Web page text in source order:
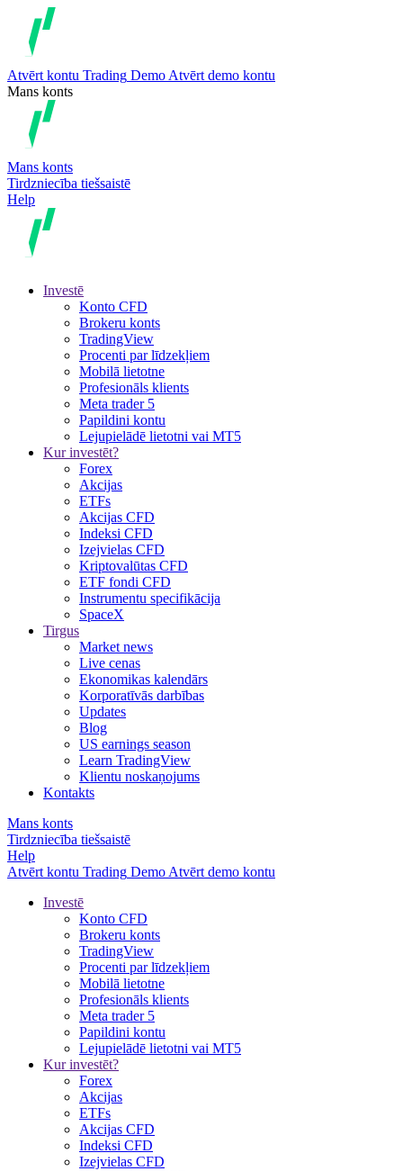
Atvērt kontu Trading Demo Atvērt demo kontu
Mans konts
Mans konts
Tirdzniecība tiešsaistē
Help
Investē
Konto CFD
Brokeru konts
TradingView
Procenti par līdzekļiem
Mobilā lietotne
Profesionāls klients
Meta trader 5
Papildini kontu
Lejupielādē lietotni vai MT5
Kur investēt?
Forex
Akcijas
ETFs
Akcijas CFD
Indeksi CFD
Izejvielas CFD
Kriptovalūtas CFD
ETF fondi CFD
Instrumentu specifikācija
SpaceX
Tirgus
Market news
Live cenas
Ekonomikas kalendārs
Korporatīvās darbības
Updates
Blog
US earnings season
Learn TradingView
Klientu noskaņojums
Kontakts
Mans konts
Tirdzniecība tiešsaistē
Help
Atvērt kontu Trading Demo Atvērt demo kontu
Investē
Konto CFD
Brokeru konts
TradingView
Procenti par līdzekļiem
Mobilā lietotne
Profesionāls klients
Meta trader 5
Papildini kontu
Lejupielādē lietotni vai MT5
Kur investēt?
Forex
Akcijas
ETFs
Akcijas CFD
Indeksi CFD
Izejvielas CFD